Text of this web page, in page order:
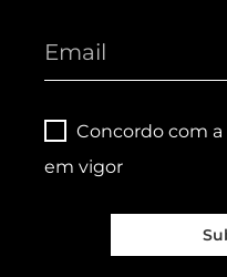
Concordo com a
em vigor